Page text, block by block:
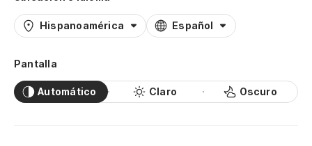
Hispanoamérica Español
Pantalla
Automático Claro Oscuro